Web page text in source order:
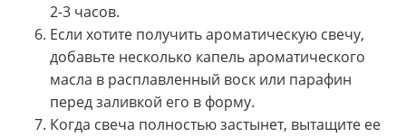
2-3 часов.
Если хотите получить ароматическую свечу,
добавьте несколько капель ароматического
масла в расплавленный воск или парафин
перед заливкой его в форму.
Когда свеча полностью застынет, вытащите ее